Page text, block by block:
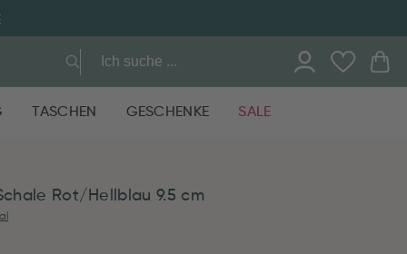
TASCHEN GESCHENKE SALE
Rot/Hellblau 9.5 cm